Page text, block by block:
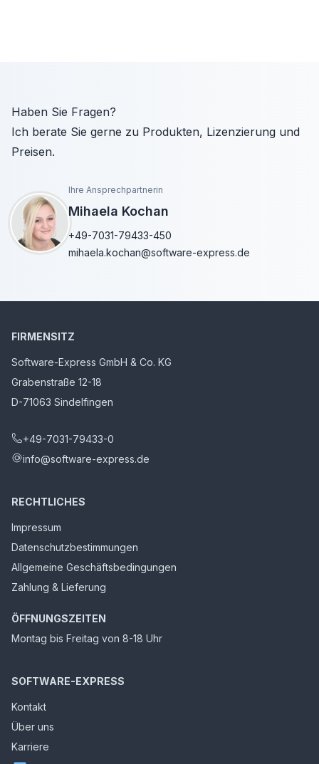
Haben Sie Fragen?
Ich berate Sie gerne zu Produkten, Lizenzierung und
Preisen.
Ihre Ansprechpartnerin
Mihaela Kochan
+49-7031-79433-450
mihaela.kochan@software-express.de
FIRMENSITZ
Software-Express GmbH & Co. KG
Grabenstraße 12-18
D-71063 Sindelfingen
+49-7031-79433-0
info@software-express.de
RECHTLICHES
Impressum
Datenschutzbestimmungen
Allgemeine Geschäftsbedingungen
Zahlung & Lieferung
ÖFFNUNGSZEITEN
Montag bis Freitag von 8-18 Uhr
SOFTWARE-EXPRESS
Kontakt
Über uns
Karriere